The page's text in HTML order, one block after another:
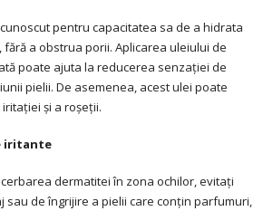
pentru capacitatea sa de a hidrata
a obstrua porii. Aplicarea uleiului de
poate ajuta la reducerea senzației de
pielii. De asemenea, acest ulei poate
și a roșeții.
iritante
dermatitei în zona ochilor, evitați
sau de îngrijire a pielii care conțin parfumuri,